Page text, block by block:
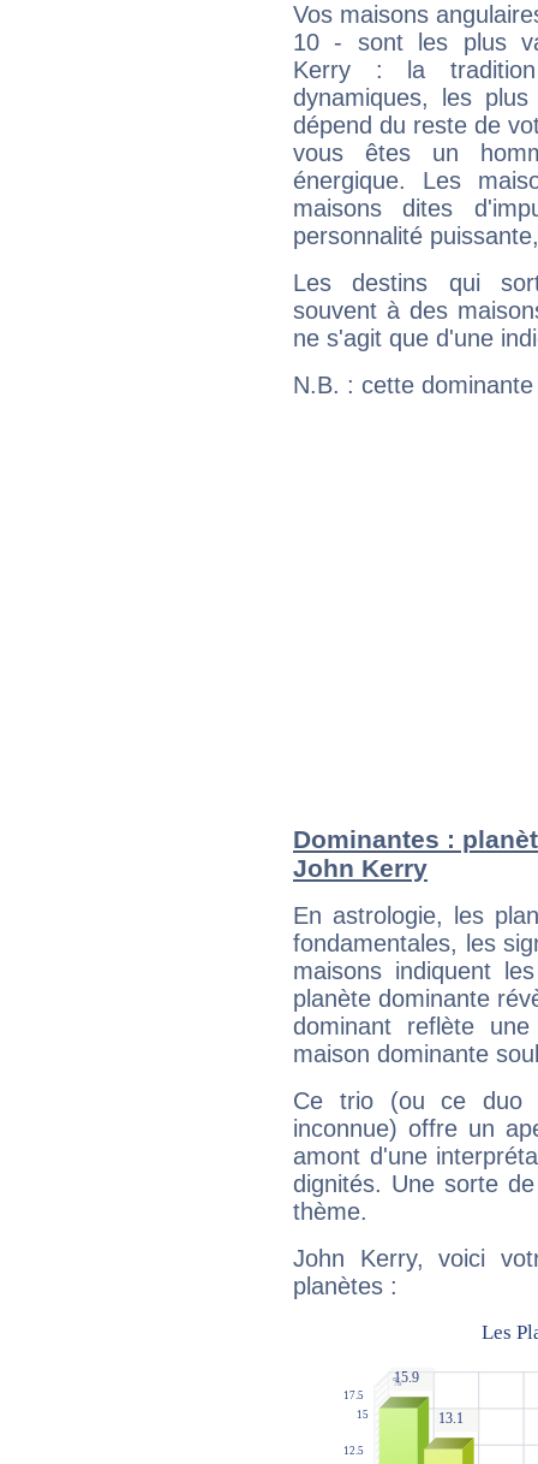
Vos maisons
10 - sont les plus
Kerry : la
dynamiques, les
dépend du reste de
vous êtes un
énergique. Les
maisons dites
personnalité
Les destins qui
souvent à des
ne s'agit que d'une
N.B. : cette
Dominantes :
John Kerry
En astrologie, les
fondamentales, les
maisons indiquent
planète dominante
dominant reflète
maison dominante
Ce trio (ou ce duo
inconnue) offre un
amont d'une
dignités. Une sorte
thème.
John Kerry, voici
planètes :